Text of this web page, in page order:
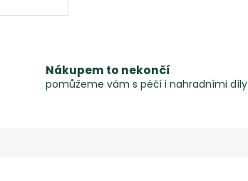
Nákupem to nekončí
pomůžeme vám s péčí i nahradními díly